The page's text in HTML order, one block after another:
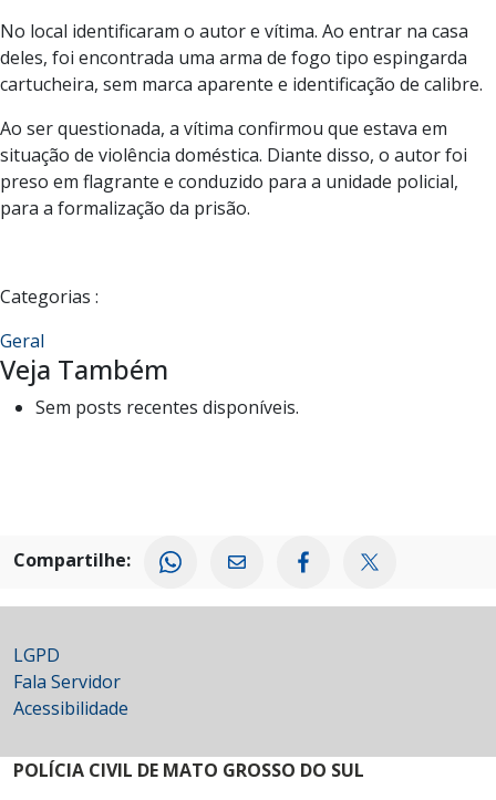
No local identificaram o autor e vítima. Ao entrar na casa
deles, foi encontrada uma arma de fogo tipo espingarda
cartucheira, sem marca aparente e identificação de calibre.
Ao ser questionada, a vítima confirmou que estava em
situação de violência doméstica. Diante disso, o autor foi
preso em flagrante e conduzido para a unidade policial,
para a formalização da prisão.
Categorias :
Geral
Veja Também
Sem posts recentes disponíveis.
Compartilhe:
LGPD
Fala Servidor
Acessibilidade
POLÍCIA CIVIL DE MATO GROSSO DO SUL